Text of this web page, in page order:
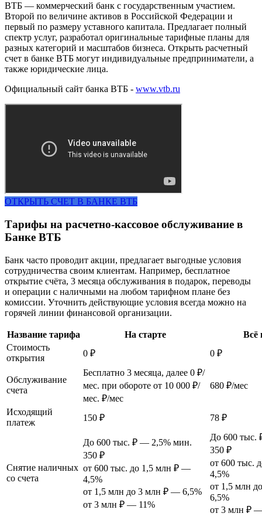
ВТБ — коммерческий банк с государственным участием.
Второй по величине активов в Российской Федерации и
первый по размеру уставного капитала. Предлагает полный
спектр услуг, разработал оригинальные тарифные планы для
разных категорий и масштабов бизнеса. Открыть расчетный
счет в банке ВТБ могут индивидуальные предприниматели, а
также юридические лица.
Официальный сайт банка ВТБ - www.vtb.ru
ОТКРЫТЬ СЧЕТ В БАНКЕ ВТБ
Тарифы на расчетно-кассовое обслуживание в
Банке ВТБ
Банк часто проводит акции, предлагает выгодные условия
сотрудничества своим клиентам. Например, бесплатное
открытие счёта, 3 месяца обслуживания в подарок, переводы
и операции с наличными на любом тарифном плане без
комиссии. Уточнить действующие условия всегда можно на
горячей линии финансовой организации.
Название тарифа На старте
Всё
Стоимость
открытия
0 ₽ 0 ₽
Обслуживание
счета
Бесплатно 3 месяца, далее 0 ₽/
мес. при обороте от 10 000 ₽/
мес. ₽/мес
680 ₽/мес
Исходящий
платеж
150 ₽ 78 ₽
Снятие наличных
со счета
До 600 тыс. ₽ — 2,5% мин.
350 ₽
от 600 тыс. до 1,5 млн ₽ —
4,5%
от 1,5 млн до 3 млн ₽ — 6,5%
от 3 млн ₽ — 11%
До 600 тыс.
350 ₽
от 600 тыс.
4,5%
от 1,5 млн
6,5%
от 3 млн ₽